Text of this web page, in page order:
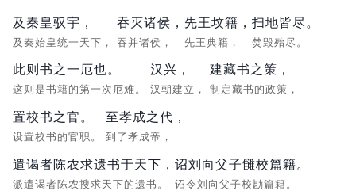
及秦皇驭宇，
及秦始皇统一天下，
吞灭诸侯，
吞并诸侯，
先王坟籍，
先王典籍，
扫地皆尽。
焚毁殆尽。
此则书之一厄也。
这则是书籍的第一次厄难。
汉兴，
汉朝建立，
建藏书之策，
制定藏书的政策，
置校书之官。
设置校书的官职。
至孝成之代，
到了孝成帝，
遣谒者陈农求遗书于天下，
派遣谒者陈农搜求天下的遗书。
诏刘向父子雠校篇籍。
诏令刘向父子校勘篇籍。